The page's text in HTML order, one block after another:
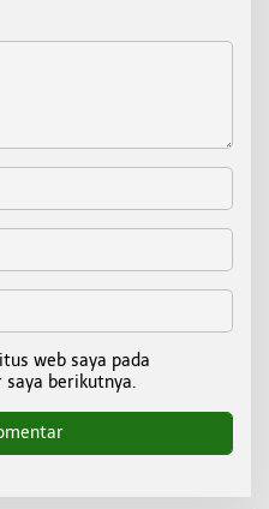
web saya pada
berikutnya.